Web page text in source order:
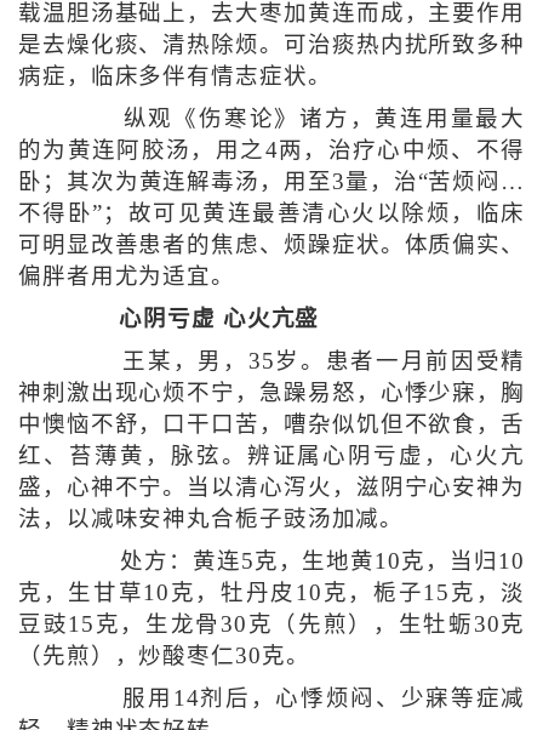
载温胆汤基础上，去大枣加黄连而成，主要作用
是去燥化痰、清热除烦。可治痰热内扰所致多种
病症，临床多伴有情志症状。
纵观《伤寒论》诸方，黄连用量最大
的为黄连阿胶汤，用之4两，治疗心中烦、不得
卧；其次为黄连解毒汤，用至3量，治“苦烦闷…
不得卧”；故可见黄连最善清心火以除烦，临床
可明显改善患者的焦虑、烦躁症状。体质偏实、
偏胖者用尤为适宜。
心阴亏虚 心火亢盛
王某，男，35岁。患者一月前因受精
神刺激出现心烦不宁，急躁易怒，心悸少寐，胸
中懊恼不舒，口干口苦，嘈杂似饥但不欲食，舌
红、苔薄黄，脉弦。辨证属心阴亏虚，心火亢
盛，心神不宁。当以清心泻火，滋阴宁心安神为
法，以减味安神丸合栀子豉汤加减。
处方：黄连5克，生地黄10克，当归10
克，生甘草10克，牡丹皮10克，栀子15克，淡
豆豉15克，生龙骨30克（先煎），生牡蛎30克
（先煎），炒酸枣仁30克。
服用14剂后，心悸烦闷、少寐等症减